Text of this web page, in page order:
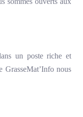
un poste riche et
GrasseMat’Info nous